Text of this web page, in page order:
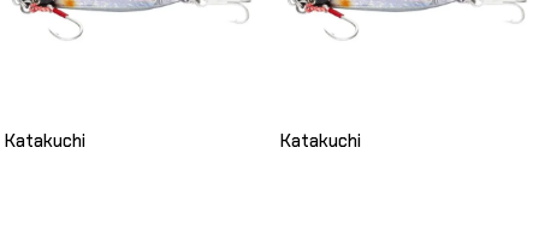
Katakuchi Katakuchi